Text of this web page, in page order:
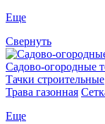
Еще
Свернуть
Садово-огородные
Тачки строительные
Трава газонная
Еще